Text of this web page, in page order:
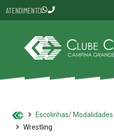
ATENDIMENTO
Escolinhas/ Modalidades
Wrestling